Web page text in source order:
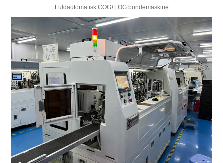
Fuldautomatisk COG+FOG bondemaskine